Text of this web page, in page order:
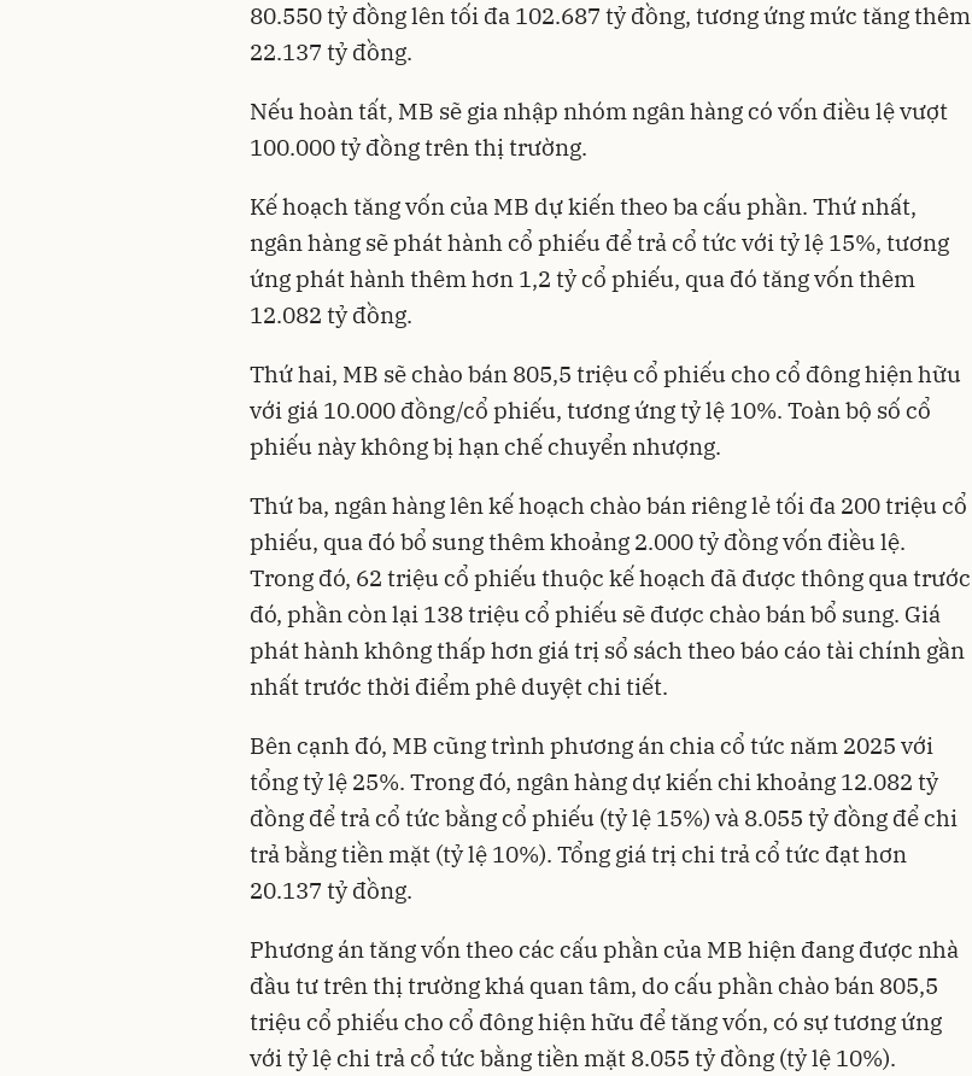
80.550 tỷ đồng lên tối đa 102.687 tỷ đồng, tương ứng mức tăng thêm
22.137 tỷ đồng.
Nếu hoàn tất, MB sẽ gia nhập nhóm ngân hàng có vốn điều lệ vượt
100.000 tỷ đồng trên thị trường.
Kế hoạch tăng vốn của MB dự kiến theo ba cấu phần. Thứ nhất,
ngân hàng sẽ phát hành cổ phiếu để trả cổ tức với tỷ lệ 15%, tương
ứng phát hành thêm hơn 1,2 tỷ cổ phiếu, qua đó tăng vốn thêm
12.082 tỷ đồng.
Thứ hai, MB sẽ chào bán 805,5 triệu cổ phiếu cho cổ đông hiện hữu
với giá 10.000 đồng/cổ phiếu, tương ứng tỷ lệ 10%. Toàn bộ số cổ
phiếu này không bị hạn chế chuyển nhượng.
Thứ ba, ngân hàng lên kế hoạch chào bán riêng lẻ tối đa 200 triệu cổ
phiếu, qua đó bổ sung thêm khoảng 2.000 tỷ đồng vốn điều lệ.
Trong đó, 62 triệu cổ phiếu thuộc kế hoạch đã được thông qua trước
đó, phần còn lại 138 triệu cổ phiếu sẽ được chào bán bổ sung. Giá
phát hành không thấp hơn giá trị sổ sách theo báo cáo tài chính gần
nhất trước thời điểm phê duyệt chi tiết.
Bên cạnh đó, MB cũng trình phương án chia cổ tức năm 2025 với
tổng tỷ lệ 25%. Trong đó, ngân hàng dự kiến chi khoảng 12.082 tỷ
đồng để trả cổ tức bằng cổ phiếu (tỷ lệ 15%) và 8.055 tỷ đồng để chi
trả bằng tiền mặt (tỷ lệ 10%). Tổng giá trị chi trả cổ tức đạt hơn
20.137 tỷ đồng.
Phương án tăng vốn theo các cấu phần của MB hiện đang được nhà
đầu tư trên thị trường khá quan tâm, do cấu phần chào bán 805,5
triệu cổ phiếu cho cổ đông hiện hữu để tăng vốn, có sự tương ứng
với tỷ lệ chi trả cổ tức bằng tiền mặt 8.055 tỷ đồng (tỷ lệ 10%).